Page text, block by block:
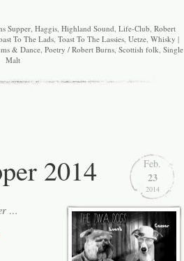
Supper, Haggis, Highland Sound, Life-Club, Robert
To The Lads, Toast To The Lassies, Uetze, Whisky |
& Dance, Poetry / Robert Burns, Scottish folk, Single
Malt
Feb.
23
2014
2014
…